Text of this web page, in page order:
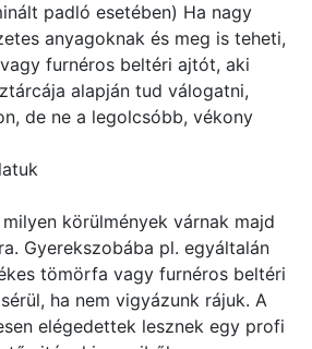
padló esetében) Ha nagy
anyagoknak és meg is teheti,
furnéros beltéri ajtót, aki
alapján tud válogatni,
de ne a legolcsóbb, vékony
körülmények várnak majd
Gyerekszobába pl. egyáltalán
tömörfa vagy furnéros beltéri
ha nem vigyázunk rájuk. A
elégedettek lesznek egy profi